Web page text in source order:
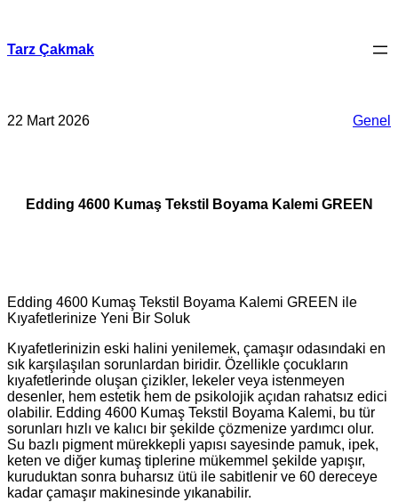
Tarz Çakmak
22 Mart 2026 Genel
Edding 4600 Kumaş Tekstil Boyama Kalemi GREEN
Edding 4600 Kumaş Tekstil Boyama Kalemi GREEN ile
Kıyafetlerinize Yeni Bir Soluk
Kıyafetlerinizin eski halini yenilemek, çamaşır odasındaki en
sık karşılaşılan sorunlardan biridir. Özellikle çocukların
kıyafetlerinde oluşan çizikler, lekeler veya istenmeyen
desenler, hem estetik hem de psikolojik açıdan rahatsız edici
olabilir. Edding 4600 Kumaş Tekstil Boyama Kalemi, bu tür
sorunları hızlı ve kalıcı bir şekilde çözmenize yardımcı olur.
Su bazlı pigment mürekkepli yapısı sayesinde pamuk, ipek,
keten ve diğer kumaş tiplerine mükemmel şekilde yapışır,
kuruduktan sonra buharsız ütü ile sabitlenir ve 60 dereceye
kadar çamaşır makinesinde yıkanabilir.